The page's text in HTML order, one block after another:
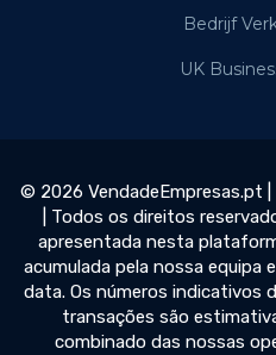
Bedrijf
UK
© 2026 VendadeEmpresas.pt |
| Todos os direitos
apresentada nesta
acumulada pela nossa equipa
data. Os números indicativos
transações são
combinado das nossas